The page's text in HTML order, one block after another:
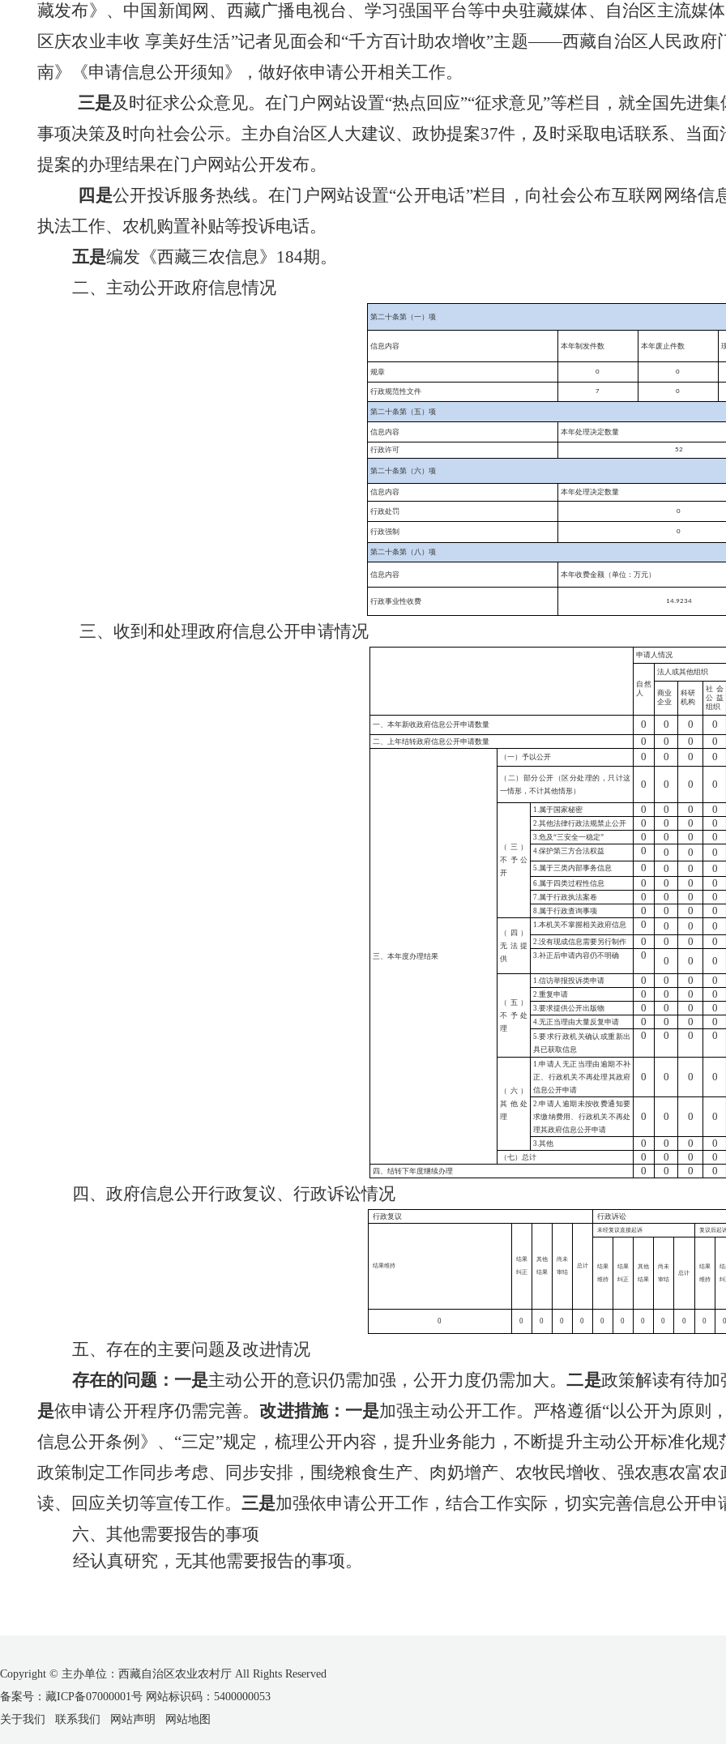
藏发布》、中国新闻网、西藏广播电视台、学习强国平台等中央驻藏媒体、自治区主流媒
区庆农业丰收 享美好生活”记者见面会和“千方百计助农增收”主题——西藏自治区人民政府
南》《申请信息公开须知》，做好依申请公开相关工作。
三是及时征求公众意见。在门户网站设置“热点回应”“征求意见”等栏目，就全国先进
事项决策及时向社会公示。主办自治区人大建议、政协提案37件，及时采取电话联系、当
提案的办理结果在门户网站公开发布。
四 是公开投诉服务热线。在门户网站设置“公开电话”栏目，向社会公布互联网网络
执法工作、农机购置补贴等投诉电话。
五是编发《西藏三农信息》 184期。
二、主动公开政府信息情况
第二十条第（一）项
信息内容 本年制发件数 本年废止件数
规章 0 0
行政规范性文件 7 0
第二十条第（五）项
信息内容 本年处理决定数量
行政许可 52
第二十条第（六）项
信息内容 本年处理决定数量
行政处罚 0
行政强制 0
第二十条第（八）项
信息内容 本年收费金额（单位：万元）
行政事业性收费 14.9234
三、收到和处理政府信息公开申请情况
申请人情况
自然
人
法人或其他组织
商业
企业
科研
机构
社会
公益
组织
一、本年新收政府信息公开申请数量 0 0 0 0
二、上年结转政府信息公开申请数量 0 0 0 0
三、本年度办理结果
（一）予以公开 0 0 0 0
（二）部分公开 （区分处理的，只计这
一情形，不计其他情形）
0 0 0 0
（三）
不予公
开
1.属于国家秘密 0 0 0 0
2.其他法律行政法规禁止公开 0 0 0 0
3.危及“三安全一稳定” 0 0 0 0
4.保护第三方合法权益 0 0 0 0
5.属于三类内部事务信息 0 0 0 0
6.属于四类过程性信息 0 0 0 0
7.属于行政执法案卷 0 0 0 0
8.属于行政查询事项 0 0 0 0
（四）
无法提
供
1.本机关不掌握相关政府信息 0 0 0 0
2.没有现成信息需要另行制作 0 0 0 0
3.补正后申请内容仍不明确 0 0 0 0
（五）
不予处
理
1.信访举报投诉类申请 0 0 0 0
2.重复申请 0 0 0 0
3.要求提供公开出版物 0 0 0 0
4.无正当理由大量反复申请 0 0 0 0
5.要求行政机关确认或重新出
具已获取信息
0 0 0 0
（六）
其他处
理
1.申请人无正当理由逾期不补
正、行政机关不再处理其政府
信息公开申请
0 0 0 0
2.申请人逾期未按收费通知要
求缴纳费用、行政机关不再处
理其政府信息公开申请
0 0 0 0
3.其他 0 0 0 0
（七）总计 0 0 0 0
四、结转下年度继续办理 0 0 0 0
四、政府信息公开行政复议、行政诉讼情况
行政复议 行政诉讼
结果维持
结果
纠正
其他
结果
尚未
审结
总计
未经复议直接起诉 复议后起
结果
维持
结果
纠正
其他
结果
尚未
审结
总计
结果
维持
结
纠
0 0 0 0 0 0 0 0 0 0 0 0
五、存在的主要问题及改进情况
存在的问题：一是主动公开的意识仍需加强，公开力度仍需加大。二是政策解读有待
是依申请公开程序仍需完善。 改进措施：一是加强主动公开工作。严格遵循“以公开为原则
信息公开条例 》、 “三定”规定，梳理公开内容，提升业务能力，不断提升主动公开标准化规
政策制定工作同步考虑、同步安排，围绕粮食生产、肉奶增产、农牧民增收、强农惠农富
读、回应关切等宣传工作。 三是加强依申请公开工作，结合工作实际，切实完善信息公开申
六、其他需要报告的事项
经认真研究，无其他需要报告的事项。
Copyright © 主办单位：西藏自治区农业农村厅 All Rights Reserved
备案号：藏ICP备07000001号 网站标识码：5400000053
关于我们
联系我们 网站声明 网站地图